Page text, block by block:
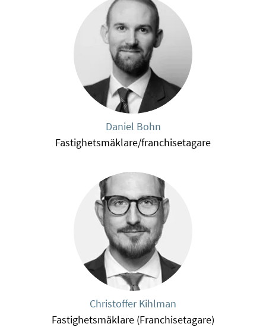
Daniel Bohn
Fastighetsmäklare/franchisetagare
Christoffer Kihlman
Fastighetsmäklare (Franchisetagare)